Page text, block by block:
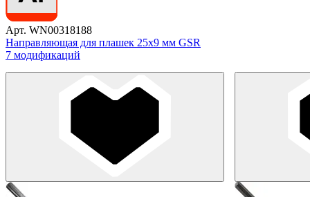
Арт. WN00318188
Направляющая для плашек 25x9 мм GSR
7 модификаций